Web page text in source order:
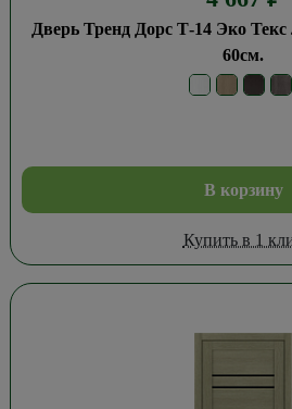
Дверь Тренд Дорс Т-14 Эко
60см.
В корзину
Купить в 1